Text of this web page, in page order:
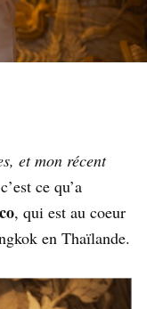
et mon récent
ce qu’a
, qui est au coeur
en Thaïlande.